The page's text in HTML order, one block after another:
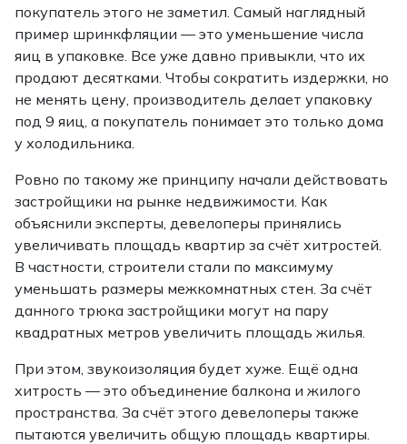
покупатель этого не заметил. Самый наглядный
пример шринкфляции — это уменьшение числа
яиц в упаковке. Все уже давно привыкли, что их
продают десятками. Чтобы сократить издержки, но
не менять цену, производитель делает упаковку
под 9 яиц, а покупатель понимает это только дома
у холодильника.
Ровно по такому же принципу начали действовать
застройщики на рынке недвижимости. Как
объяснили эксперты, девелоперы принялись
увеличивать площадь квартир за счёт хитростей.
В частности, строители стали по максимуму
уменьшать размеры межкомнатных стен. За счёт
данного трюка застройщики могут на пару
квадратных метров увеличить площадь жилья.
При этом, звукоизоляция будет хуже. Ещё одна
хитрость — это объединение балкона и жилого
пространства. За счёт этого девелоперы также
пытаются увеличить общую площадь квартиры.